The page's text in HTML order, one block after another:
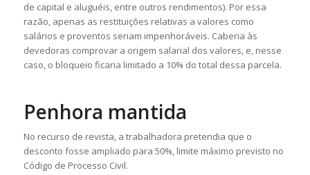
de capital e aluguéis, entre outros rendimentos). Por essa
razão, apenas as restituições relativas a valores como
salários e proventos seriam impenhoráveis. Caberia às
devedoras comprovar a origem salarial dos valores, e, nesse
caso, o bloqueio ficaria limitado a 10% do total dessa parcela.
Penhora mantida
No recurso de revista, a trabalhadora pretendia que o
desconto fosse ampliado para 50%, limite máximo previsto no
Código de Processo Civil.